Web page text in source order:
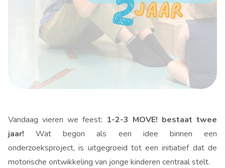
Vandaag vieren we feest: 1-2-3 MOVE! bestaat twee
jaar! Wat begon als een idee binnen een
onderzoeksproject, is uitgegroeid tot een initiatief dat de
motorische ontwikkeling van jonge kinderen centraal stelt.